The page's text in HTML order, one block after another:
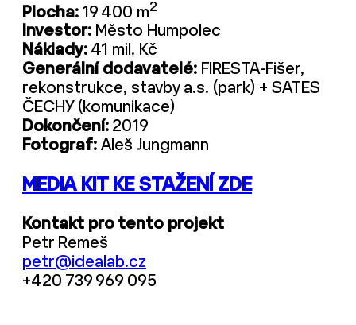
Plocha: 19 400 m2
Investor: Město Humpolec
Náklady: 41 mil. Kč
Generální dodavatelé: FIRESTA-Fišer,
rekonstrukce, stavby a.s. (park) + SATES
ČECHY (komunikace)
Dokončení: 2019
Fotograf: Aleš Jungmann
MEDIA KIT KE STAŽENÍ ZDE
Kontakt pro tento projekt
Petr Remeš
petr@idealab.cz
+420 739 969 095